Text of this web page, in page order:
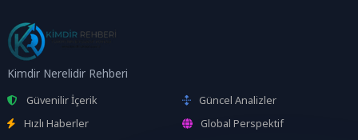
Kimdir Nerelidir Rehberi
Güvenilir İçerik
Güncel Analizler
Hızlı Haberler
Global Perspektif